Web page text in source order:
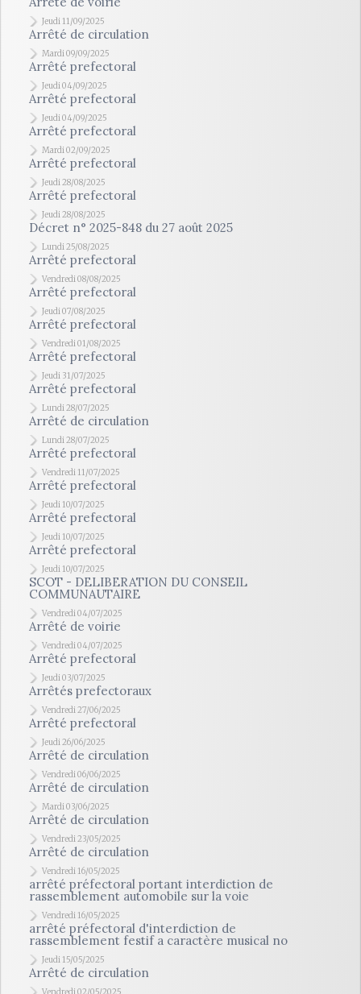
Jeudi 11/09/2025
Arrêté de circulation
Mardi 09/09/2025
Arrêté prefectoral
Jeudi 04/09/2025
Arrêté prefectoral
Jeudi 04/09/2025
Arrêté prefectoral
Mardi 02/09/2025
Arrêté prefectoral
Jeudi 28/08/2025
Arrêté prefectoral
Jeudi 28/08/2025
Décret n° 2025-848 du 27 août 2025
Lundi 25/08/2025
Arrêté prefectoral
Vendredi 08/08/2025
Arrêté prefectoral
Jeudi 07/08/2025
Arrêté prefectoral
Vendredi 01/08/2025
Arrêté prefectoral
Jeudi 31/07/2025
Arrêté prefectoral
Lundi 28/07/2025
Arrêté de circulation
Lundi 28/07/2025
Arrêté prefectoral
Vendredi 11/07/2025
Arrêté prefectoral
Jeudi 10/07/2025
Arrêté prefectoral
Jeudi 10/07/2025
Arrêté prefectoral
Jeudi 10/07/2025
SCOT - DELIBERATION DU CONSEIL
COMMUNAUTAIRE
Vendredi 04/07/2025
Arrêté de voirie
Vendredi 04/07/2025
Arrêté prefectoral
Jeudi 03/07/2025
Arrêtés prefectoraux
Vendredi 27/06/2025
Arrêté prefectoral
Jeudi 26/06/2025
Arrêté de circulation
Vendredi 06/06/2025
Arrêté de circulation
Mardi 03/06/2025
Arrêté de circulation
Vendredi 23/05/2025
Arrêté de circulation
Vendredi 16/05/2025
arrêté préfectoral portant interdiction de
rassemblement automobile sur la voie
Vendredi 16/05/2025
arrêté préfectoral d'interdiction de
rassemblement festif a caractère musical no
Jeudi 15/05/2025
Arrêté de circulation